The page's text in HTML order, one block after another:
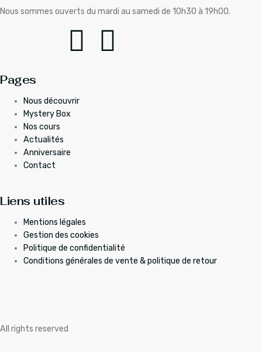
Nous sommes ouverts du mardi au samedi de 10h30 à 19h00.
Pages
Nous découvrir
Mystery Box
Nos cours
Actualités
Anniversaire
Contact
Liens utiles
Mentions légales
Gestion des cookies
Politique de confidentialité
Conditions générales de vente & politique de retour
All rights reserved